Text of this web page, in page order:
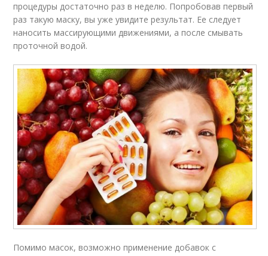
процедуры достаточно раз в неделю. Попробовав первый
раз такую маску, вы уже увидите результат. Ее следует
наносить массирующими движениями, а после смывать
проточной водой.
Помимо масок, возможно применение добавок с